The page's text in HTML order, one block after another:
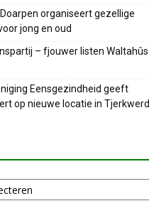
Doarpen organiseert gezellige
jong en oud
– fjouwer listen Waltahûs
Eensgezindheid geeft
op nieuwe locatie in Tjerkwerd